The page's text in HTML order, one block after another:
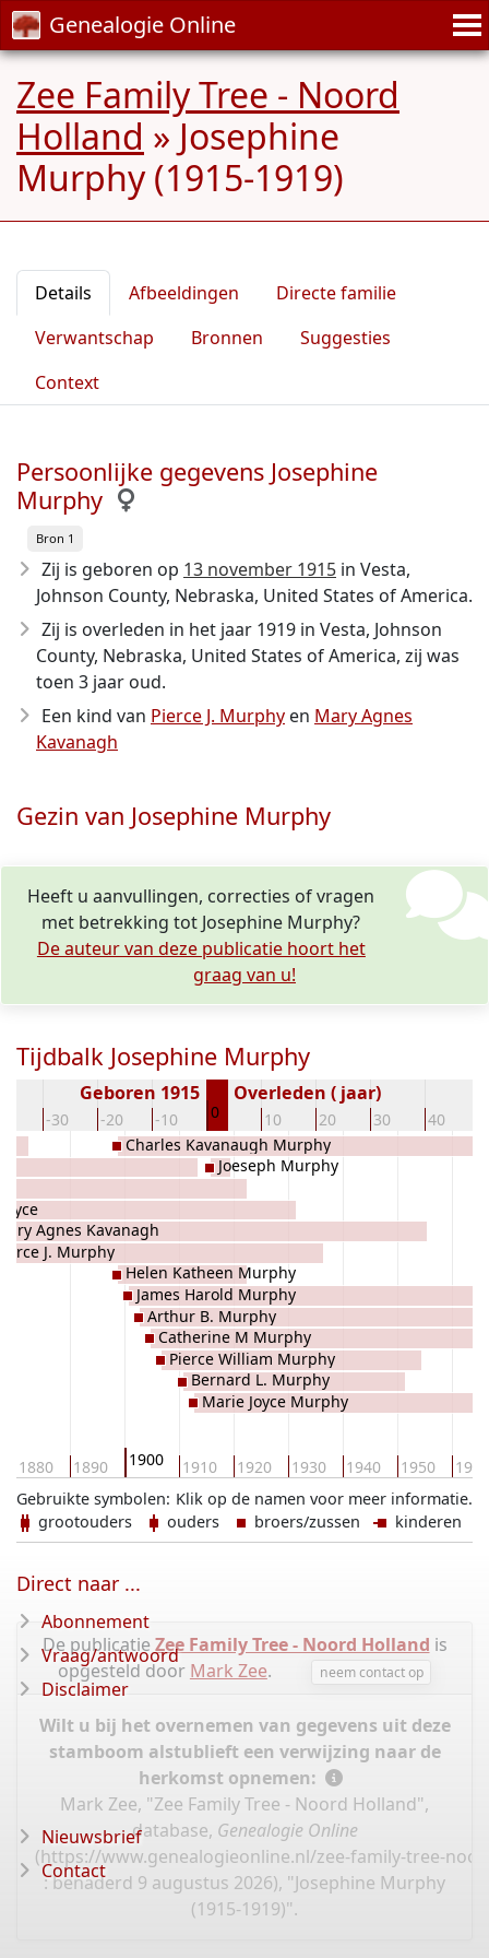
Genealogie Online
Zee Family Tree - Noord
Holland » Josephine
Murphy (1915-1919)
Details Afbeeldingen
Directe familie
Verwantschap
Bronnen
Suggesties
Context
Persoonlijke gegevens Josephine
Murphy
Bron 1
Zij is geboren op 13 november 1915 in Vesta,
Johnson County, Nebraska, United States of America.
Zij is overleden in het jaar 1919 in Vesta, Johnson
County, Nebraska, United States of America, zij was
toen 3 jaar oud.
Een kind van Pierce J. Murphy en Mary Agnes
Kavanagh
Gezin van Josephine Murphy
Heeft u aanvullingen, correcties of vragen
met betrekking tot Josephine Murphy?
De auteur van deze publicatie hoort het
graag van u!
Tijdbalk Josephine Murphy
-30 -20 -10 0 10 20 30 40
Geboren 1915 Overleden ( jaar)
1880 1890 1900 1910 1920 1930 1940 1950 1960
Agnes Kavanagh
J. Murphy
Charles Kavanaugh Murphy
Helen Katheen Murphy
James Harold Murphy
Arthur B. Murphy
Catherine M Murphy
Pierce William Murphy
Bernard L. Murphy
Marie Joyce Murphy
Joeseph Murphy
Klik op de namen voor meer informatie.
Gebruikte symbolen:
grootouders
ouders broers/zussen kinderen
De publicatie Zee Family Tree - Noord Holland is
opgesteld door Mark Zee. neem contact op
Wilt u bij het overnemen van gegevens uit deze
stamboom alstublieft een verwijzing naar de
herkomst opnemen:
Mark Zee, "Zee Family Tree - Noord Holland",
database, Genealogie Online
(https://www.genealogieonline.nl/zee-family-tree-
: benaderd 9 augustus 2026), "Josephine Murphy
(1915-1919)".
Direct naar ...
Abonnement
Vraag/antwoord
Disclaimer
Nieuwsbrief
Contact